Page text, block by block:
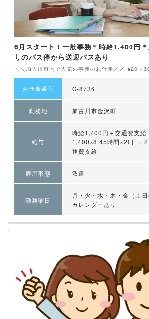
6月スタート！一般事務＊時給1,400円
りのバス停から送迎バスあり
＼＼加古川市内で人気の事務のお仕事／／ ●20～
お仕事番号 G-8736
勤務地 加古川市金沢町
給与
時給1,400円＋交通費支給
1,400×8.45時間×20日
通費支給
雇用形態 派遣
勤務曜日
月・火・水・木・金（土
カレンダーあり